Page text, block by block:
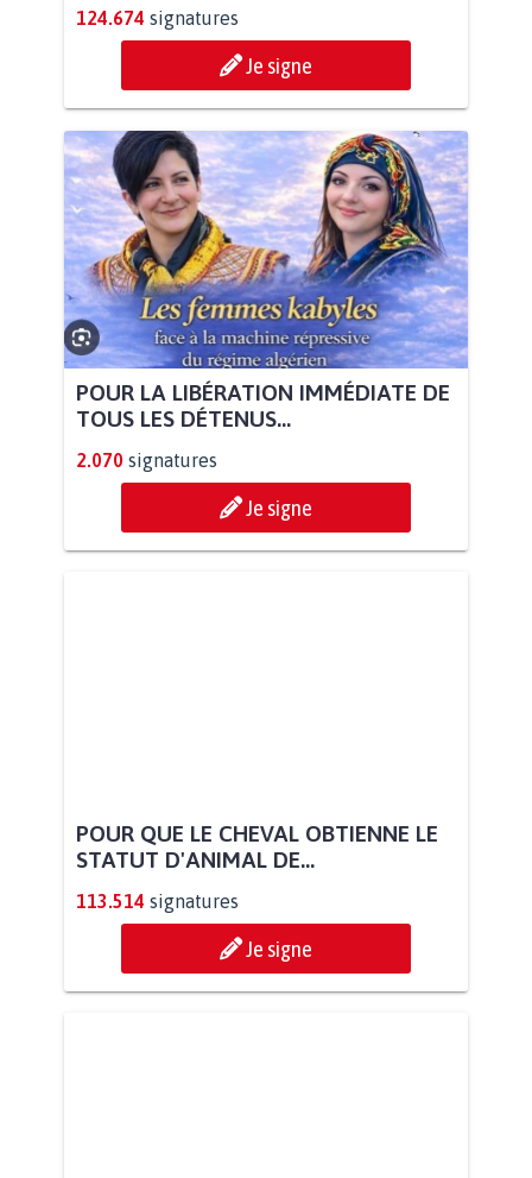
124.674 signatures
Je signe
POUR LA LIBÉRATION IMMÉDIATE DE
TOUS LES DÉTENUS...
2.070 signatures
Je signe
POUR QUE LE CHEVAL OBTIENNE LE
STATUT D'ANIMAL DE...
113.514 signatures
Je signe